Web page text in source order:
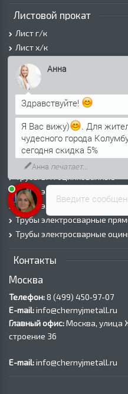
Листовой прокат
Лист г/к
Лист х/к
Просечно-вытяжной лист
Лист рифленый
Лист оцинкованный
Трубы
Трубы
Труба
Трубы ВГП
Трубы электросварные
Трубы электросварные
Трубы электросварные
Трубы электросварные
Контакты
Москва
Телефон:8 (499) 450‑97-07
E-mail:info@chernyjmetall.ru
Главный офис:Москва, улица
строение 36
E-mail:info@chernyjmetall.ru
Введите
Анна
Здравствуйте!
Я Вас вижу)
. Для
чудесного города
сегодня скидка 5%
Анна печатает...